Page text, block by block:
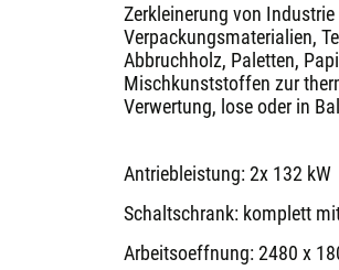
Zerkleinerung von
Verpackungsmaterialien,
Abbruchholz, Paletten,
Mischkunststoffen zur
Verwertung, lose oder in
Antriebleistung: 2x 132 kW
Schaltschrank: komplett
Arbeitsoeffnung: 2480 x